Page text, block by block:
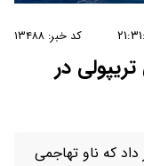
کد خبر: ۱۳۴۸۸
در
که ناو تهاجمی